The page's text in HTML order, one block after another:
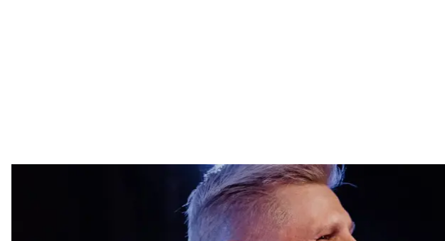
Сергей Мартынюк /
Украинский музыкант, фронтмен группы «Фиолет» Сергей Мартынюк